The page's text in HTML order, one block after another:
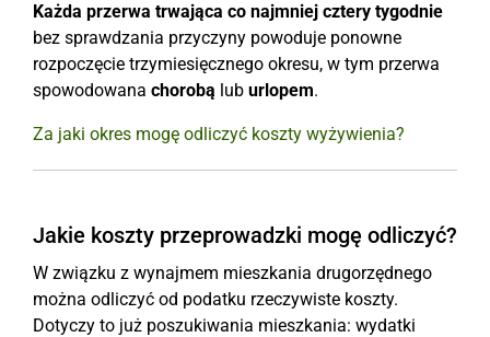
Każda przerwa trwająca co najmniej cztery tygodnie
bez sprawdzania przyczyny powoduje ponowne
rozpoczęcie trzymiesięcznego okresu, w tym przerwa
spowodowana chorobą lub urlopem.
Za jaki okres mogę odliczyć koszty wyżywienia?
Jakie koszty przeprowadzki mogę odliczyć?
W związku z wynajmem mieszkania drugorzędnego
można odliczyć od podatku rzeczywiste koszty.
Dotyczy to już poszukiwania mieszkania: wydatki